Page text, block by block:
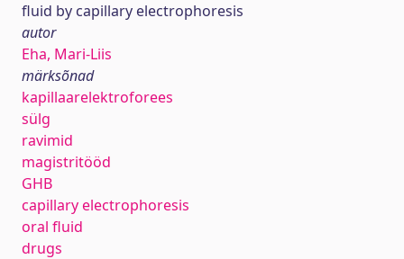
fluid by capillary electrophoresis
autor
Eha, Mari-Liis
märksõnad
kapillaarelektroforees
sülg
ravimid
magistritööd
GHB
capillary electrophoresis
oral fluid
drugs